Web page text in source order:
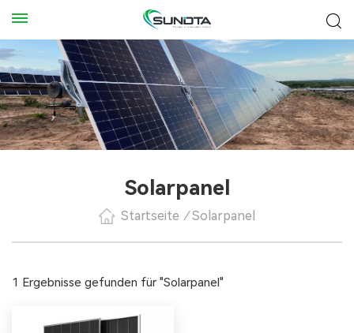
Solarpanel
Startseite / Solarpanel
1 Ergebnisse gefunden für "Solarpanel"